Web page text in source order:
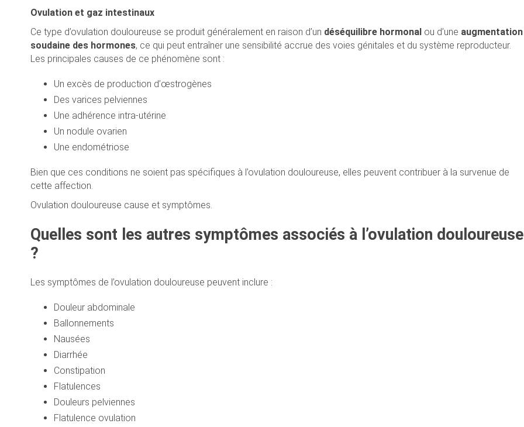
Ovulation et gaz intestinaux
Ce type d’ovulation douloureuse se produit généralement en raison d’un déséquilibre hormonal ou d’une augmentation
soudaine des hormones, ce qui peut entraîner une sensibilité accrue des voies génitales et du système reproducteur.
Les principales causes de ce phénomène sont :
Un excès de production d’œstrogènes
Des varices pelviennes
Une adhérence intra-utérine
Un nodule ovarien
Une endométriose
Bien que ces conditions ne soient pas spécifiques à l’ovulation douloureuse, elles peuvent contribuer à la survenue de
cette affection.
Ovulation douloureuse cause et symptômes.
Quelles sont les autres symptômes associés à l’ovulation douloureuse
?
Les symptômes de l’ovulation douloureuse peuvent inclure :
Douleur abdominale
Ballonnements
Nausées
Diarrhée
Constipation
Flatulences
Douleurs pelviennes
Flatulence ovulation